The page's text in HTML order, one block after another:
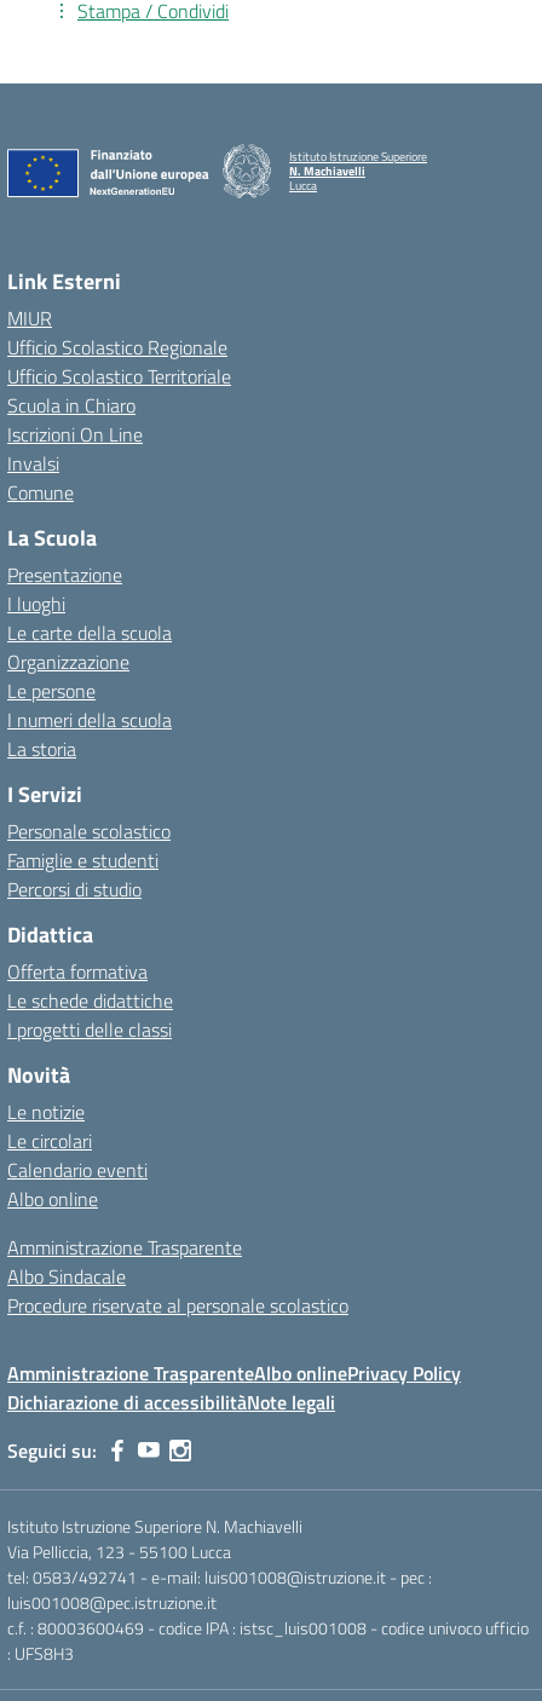
Stampa / Condividi
Istituto Istruzione Superiore
N. Machiavelli
Lucca
Link Esterni
MIUR
Ufficio Scolastico Regionale
Ufficio Scolastico Territoriale
Scuola in Chiaro
Iscrizioni On Line
Invalsi
Comune
La Scuola
Presentazione
I luoghi
Le carte della scuola
Organizzazione
Le persone
I numeri della scuola
La storia
I Servizi
Personale scolastico
Famiglie e studenti
Percorsi di studio
Didattica
Offerta formativa
Le schede didattiche
I progetti delle classi
Novità
Le notizie
Le circolari
Calendario eventi
Albo online
Amministrazione Trasparente
Albo Sindacale
Procedure riservate al personale scolastico
Amministrazione TrasparenteAlbo onlinePrivacy Policy
Dichiarazione di accessibilitàNote legali
Seguici su:
Istituto Istruzione Superiore N. Machiavelli
Via Pelliccia, 123 - 55100 Lucca
tel: 0583/492741 - e-mail: luis001008@istruzione.it - pec :
luis001008@pec.istruzione.it
c.f. : 80003600469 - codice IPA : istsc_luis001008 - codice univoco ufficio
: UFS8H3